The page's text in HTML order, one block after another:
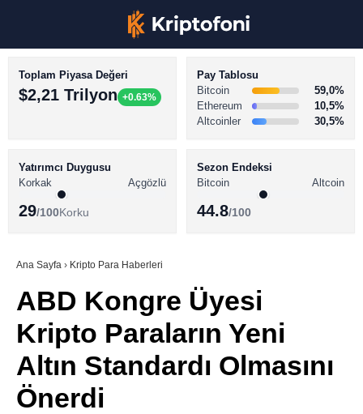
Youtube
TikTok
BİTCOİN HABERLERİ
ALTCOİN HABERLERİ
SÖZLÜK
Toplam Piyasa Değeri
$2,21 Trilyon +0.63%
Pay Tablosu
Bitcoin
59,0%
Ethereum
10,5%
Altcoinler
30,5%
Yatırımcı Duygusu
Korkak
Açgözlü
29/100Korku
Sezon Endeksi
Bitcoin
Altcoin
44.8/100
Ana Sayfa › Kripto Para Haberleri
ABD Kongre Üyesi
Kripto Paraların Yeni
Altın Standardı Olmasını
Önerdi